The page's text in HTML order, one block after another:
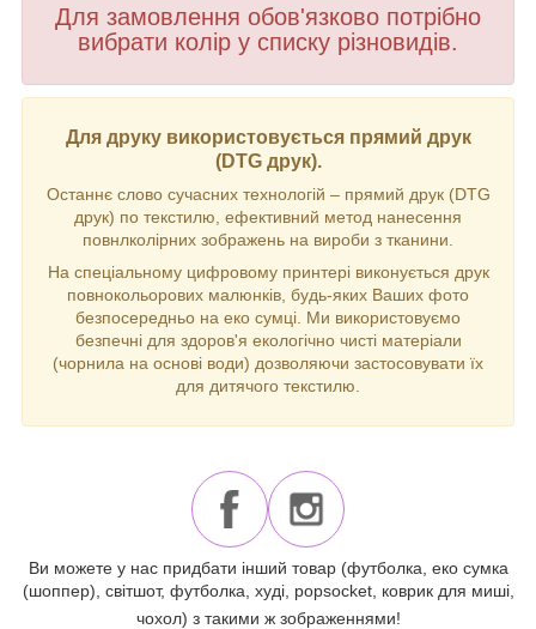
Для замовлення обов'язково потрібно
вибрати колір у списку різновидів.
Для друку використовується прямий друк
(DTG друк).
Останнє слово сучасних технологій – прямий друк (DTG
друк) по текстилю, ефективний метод нанесення
повнлколірних зображень на вироби з тканини.
На спеціальному цифровому принтері виконується друк
повнокольорових малюнків, будь-яких Ваших фото
безпосередньо на еко сумці. Ми використовуємо
безпечні для здоров'я екологічно чисті матеріали
(чорнила на основі води) дозволяючи застосовувати їх
для дитячого текстилю.
Ви можете у нас придбати інший товар (футболка, еко сумка
(шоппер), світшот, футболка, худі, popsocket, коврик для миші,
чохол) з такими ж зображеннями!